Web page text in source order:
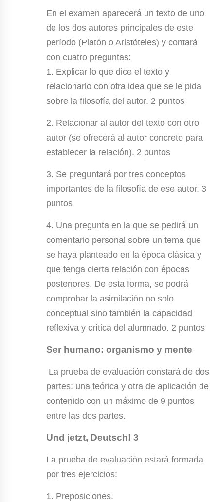
En el examen aparecerá un texto de uno
de los dos autores principales de este
período (Platón o Aristóteles) y contará
con cuatro preguntas:
1. Explicar lo que dice el texto y
relacionarlo con otra idea que se le pida
sobre la filosofía del autor. 2 puntos
2. Relacionar al autor del texto con otro
autor (se ofrecerá al autor concreto para
establecer la relación). 2 puntos
3. Se preguntará por tres conceptos
importantes de la filosofía de ese autor. 3
puntos
4. Una pregunta en la que se pedirá un
comentario personal sobre un tema que
se haya planteado en la época clásica y
que tenga cierta relación con épocas
posteriores. De esta forma, se podrá
comprobar la asimilación no solo
conceptual sino también la capacidad
reflexiva y crítica del alumnado. 2 puntos
Ser humano: organismo y mente
La prueba de evaluación constará de dos
partes: una teórica y otra de aplicación de
contenido con un máximo de 9 puntos
entre las dos partes.
Und jetzt, Deutsch! 3
La prueba de evaluación estará formada
por tres ejercicios:
1. Preposiciones.